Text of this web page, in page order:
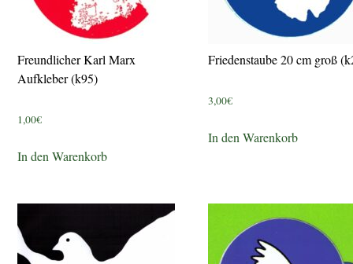
Freundlicher Karl Marx
Aufkleber (k95)
1,00€
In den Warenkorb
Friedenstaube 20 cm groß
3,00€
In den Warenkorb